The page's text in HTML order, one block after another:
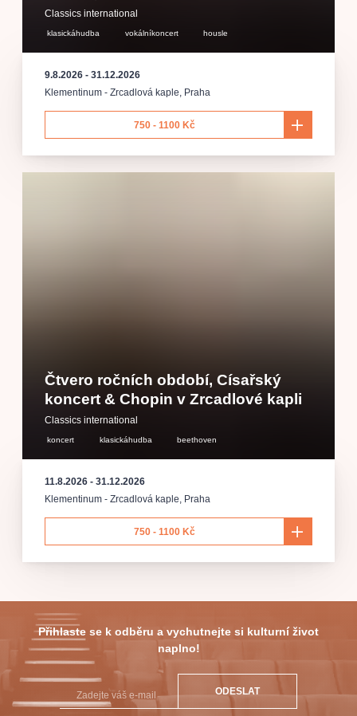
Classics international
klasickáhudba vokálníkoncert housle
9.8.2026 - 31.12.2026
Klementinum - Zrcadlová kaple, Praha
750 - 1100 Kč
Čtvero ročních období, Císařský
koncert & Chopin v Zrcadlové kapli
Classics international
koncert klasickáhudba beethoven
11.8.2026 - 31.12.2026
Klementinum - Zrcadlová kaple, Praha
750 - 1100 Kč
Přihlaste se k odběru a vychutnejte si kulturní život
naplno!
ODESLAT